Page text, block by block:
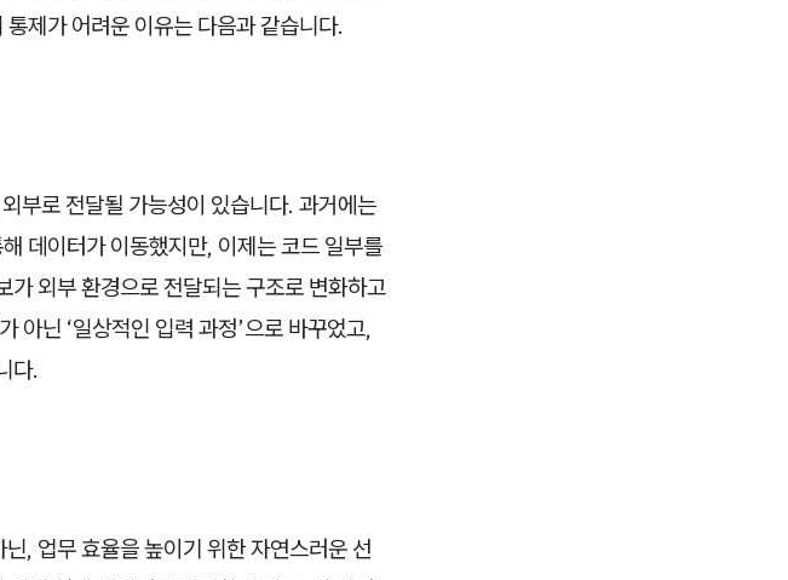
제가 어려운 이유는 다음과 같습니다.
부로 전달될 가능성이 있습니다. 과거에는
데이터가 이동했지만, 이제는 코드 일부를
외부 환경으로 전달되는 구조로 변화하고
아닌 ‘일상적인 입력 과정’으로 바꾸었고,
다.
, 업무 효율을 높이기 위한 자연스러운 선